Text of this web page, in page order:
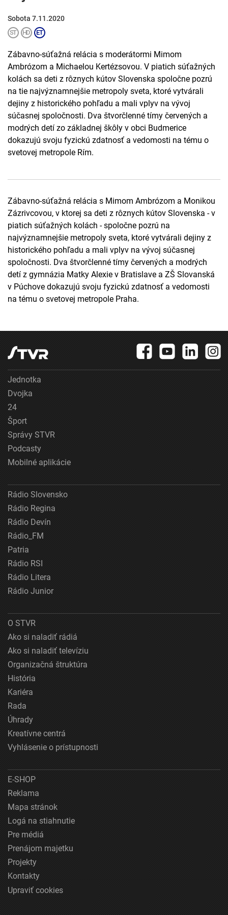
Sobota 7.11.2020
Zábavno-súťažná relácia s moderátormi Mimom
Ambrózom a Michaelou Kertézsovou. V piatich súťažných
kolách sa deti z rôznych kútov Slovenska spoločne pozrú
na tie najvýznamnejšie metropoly sveta, ktoré vytvárali
dejiny z historického pohľadu a mali vplyv na vývoj
súčasnej spoločnosti. Dva štvorčlenné tímy červených a
modrých detí zo základnej škôly v obci Budmerice
dokazujú svoju fyzickú zdatnosť a vedomosti na tému o
svetovej metropole Rím.
Zábavno-súťažná relácia s Mimom Ambrózom a Monikou
Zázrivcovou, v ktorej sa deti z rôznych kútov Slovenska - v
piatich súťažných kolách - spoločne pozrú na
najvýznamnejšie metropoly sveta, ktoré vytvárali dejiny z
historického pohľadu a mali vplyv na vývoj súčasnej
spoločnosti. Dva štvorčlenné tímy červených a modrých
detí z gymnázia Matky Alexie v Bratislave a ZŠ Slovanská
v Púchove dokazujú svoju fyzickú zdatnosť a vedomosti
na tému o svetovej metropole Praha.
Jednotka
Dvojka
24
Šport
Správy STVR
Podcasty
Mobilné aplikácie
Rádio Slovensko
Rádio Regina
Rádio Devín
Rádio_FM
Patria
Rádio RSI
Rádio Litera
Rádio Junior
O STVR
Ako si naladiť rádiá
Ako si naladiť televíziu
Organizačná štruktúra
História
Kariéra
Rada
Úhrady
Kreatívne centrá
Vyhlásenie o prístupnosti
E-SHOP
Reklama
Mapa stránok
Logá na stiahnutie
Pre médiá
Prenájom majetku
Projekty
Kontakty
Upraviť cookies